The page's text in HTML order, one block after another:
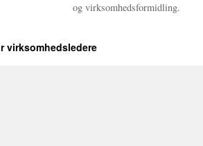
og virksomhedsformidling.
virksomhedsledere